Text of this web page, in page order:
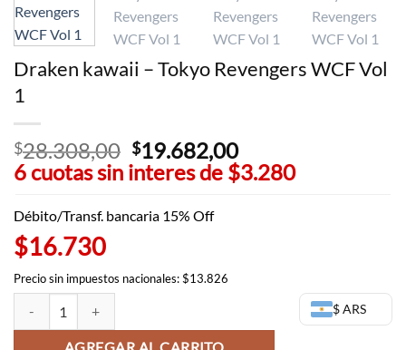
Draken kawaii – Tokyo Revengers WCF Vol
1
$28.308,00 El
precio
era:
$19.682,00El
precio
6 cuotas sin interes de $3.280
Débito/Transf. bancaria 15% Off
$16.730
Precio sin impuestos nacionales: $13.826
$ ARS
Draken kawaii - Tokyo Revengers WCF Vol 1 cantidad